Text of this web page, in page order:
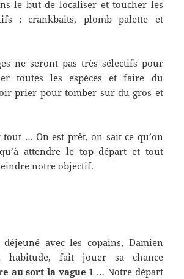
le but de localiser et toucher les
: crankbaits, plomb palette et
ne seront pas très sélectifs pour
toutes les espèces et faire du
prier pour tomber sur du gros et
tout … On est prêt, on sait ce qu’on
attendre le top départ et tout
notre objectif.
avec les copains, Damien
habitude, fait jouer sa chance
au sort la vague 1 … Notre départ